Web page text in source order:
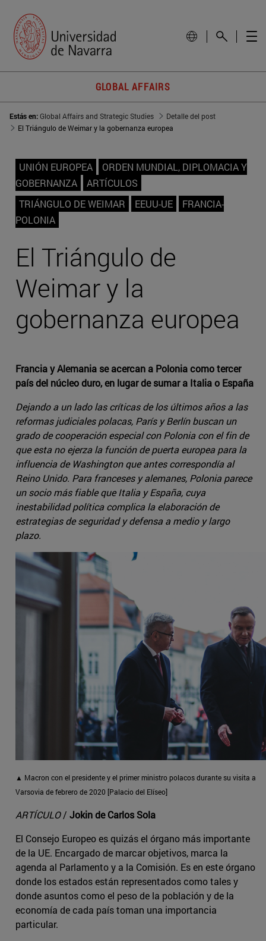
GLOBAL AFFAIRS
Estás en:Global Affairs and Strategic Studies
Detalle del post
El Triángulo de Weimar y la gobernanza europea
UNIÓN EUROPEA
ORDEN MUNDIAL, DIPLOMACIA Y
GOBERNANZA
ARTÍCULOS
TRIÁNGULO DE WEIMAR
EEUU-UE
FRANCIA-
POLONIA
El Triángulo de
Weimar y la
gobernanza europea
Francia y Alemania se acercan a Polonia como tercer
país del núcleo duro, en lugar de sumar a Italia o España
Dejando a un lado las críticas de los últimos años a las
reformas judiciales polacas, París y Berlín buscan un
grado de cooperación especial con Polonia con el fin de
que esta no ejerza la función de puerta europea para la
influencia de Washington que antes correspondía al
Reino Unido. Para franceses y alemanes, Polonia parece
un socio más fiable que Italia y España, cuya
inestabilidad política complica la elaboración de
estrategias de seguridad y defensa a medio y largo
plazo.
▲ Macron con el presidente y el primer ministro polacos durante su visita a
Varsovia de febrero de 2020 [Palacio del Elíseo]
ARTÍCULO/ Jokin de Carlos Sola
El Consejo Europeo es quizás el órgano más importante
de la UE. Encargado de marcar objetivos, marca la
agenda al Parlamento y a la Comisión. Es en este órgano
donde los estados están representados como tales y
donde asuntos como el peso de la población y de la
economía de cada país toman una importancia
particular.